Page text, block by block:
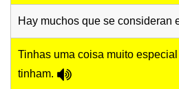
Hay muchos que se consideran
Tinhas uma coisa muito
tinham.